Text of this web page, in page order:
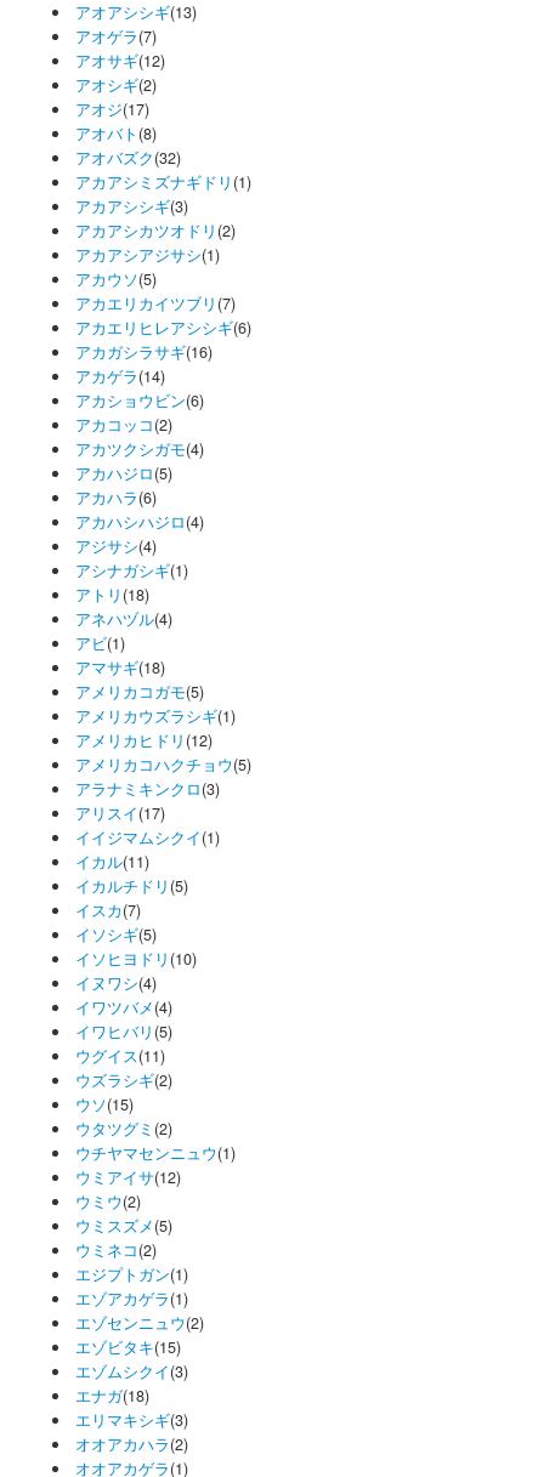
アオアシシギ(13)
アオゲラ(7)
アオサギ(12)
アオシギ(2)
アオジ(17)
アオバト (8)
アオバズク(32)
アカアシミズナギドリ (1)
アカアシシギ(3)
アカアシカツオドリ (2)
アカアシアジサシ(1)
アカウソ(5)
アカエリカイツブリ (7)
アカエリヒレアシシギ(6)
アカガシラサギ(16)
アカゲラ(14)
アカショウビン(6)
アカコッコ(2)
アカツクシガモ(4)
アカハジロ(5)
アカハラ(6)
アカハシハジロ(4)
アジサシ(4)
アシナガシギ(1)
アトリ (18)
アネハヅル(4)
アビ(1)
アマサギ(18)
アメリカコガモ(5)
アメリカウズラシギ(1)
アメリカヒドリ (12)
アメリカコハクチョウ(5)
アラナミキンクロ(3)
アリスイ(17)
イイジマムシクイ(1)
イカル(11)
イカルチドリ (5)
イスカ(7)
イソシギ(5)
イソヒヨドリ (10)
イヌワシ(4)
イワツバメ(4)
イワヒバリ (5)
ウグイス(11)
ウズラシギ(2)
ウソ(15)
ウタツグミ (2)
ウチヤマセンニュウ(1)
ウミアイサ(12)
ウミウ(2)
ウミスズメ(5)
ウミネコ(2)
エジプトガン(1)
エゾアカゲラ(1)
エゾセンニュウ(2)
エゾビタキ(15)
エゾムシクイ(3)
エナガ(18)
エリマキシギ(3)
オオアカハラ(2)
オオアカゲラ(1)